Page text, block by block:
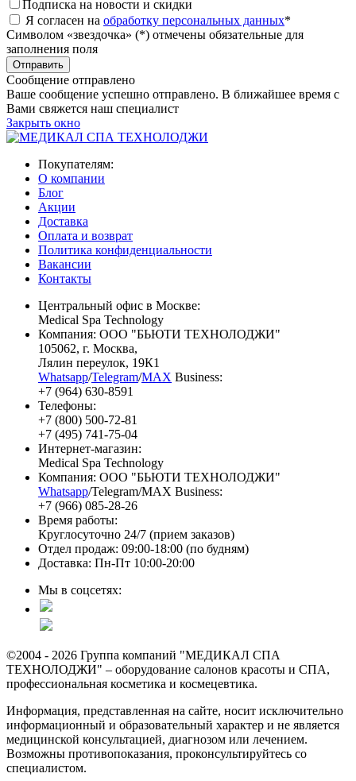
Подписка на новости и скидки
Я согласен на обработку персональных данных*
Символом «звездочка» (*) отмечены обязательные для
заполнения поля
Сообщение отправлено
Ваше сообщение успешно отправлено. В ближайшее время с
Вами свяжется наш специалист
Закрыть окно
Покупателям:
О компании
Блог
Акции
Доставка
Оплата и возврат
Политика конфиденциальности
Вакансии
Контакты
Центральный офис в Москве:
Medical Spa Technology
Компания: ООО "БЬЮТИ ТЕХНОЛОДЖИ"
105062, г. Москва,
Лялин переулок, 19К1
Whatsapp/Telegram/MAX Business:
+7 (964) 630-8591
Телефоны:
+7 (800) 500-72-81
+7 (495) 741-75-04
Интернет-магазин:
Medical Spa Technology
Компания: ООО "БЬЮТИ ТЕХНОЛОДЖИ"
Whatsapp/Telegram/MAX Business:
+7 (966) 085-28-26
Время работы:
Круглосуточно 24/7 (прием заказов)
Отдел продаж: 09:00-18:00 (по будням)
Доставка: Пн-Пт 10:00-20:00
Мы в соцсетях:
©2004 - 2026 Группа компаний "МЕДИКАЛ СПА
ТЕХНОЛОДЖИ" – оборудование салонов красоты и СПА,
профессиональная косметика и космецевтика.
Информация, представленная на сайте, носит исключительно
информационный и образовательный характер и не является
медицинской консультацией, диагнозом или лечением.
Возможны противопоказания, проконсультируйтесь со
специалистом.